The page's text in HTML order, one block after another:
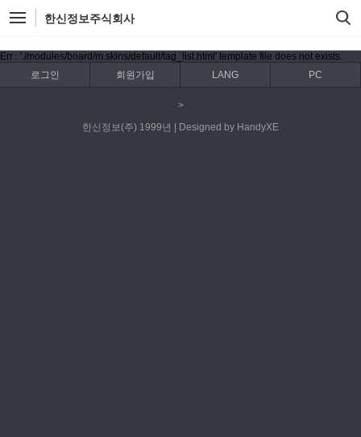
한신정보주식회사
Err : './modules/board/m.skins/default/tag_list.html' template file does not exists.
로그인
회원가입 LANG PC
>
한신정보(주) 1999년 | Designed by HandyXE